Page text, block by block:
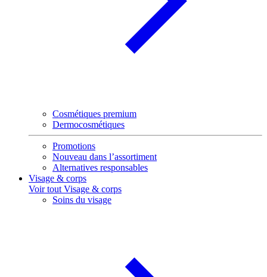
Cosmétiques premium
Dermocosmétiques
Promotions
Nouveau dans l’assortiment
Alternatives responsables
Visage & corps
Voir tout Visage & corps
Soins du visage